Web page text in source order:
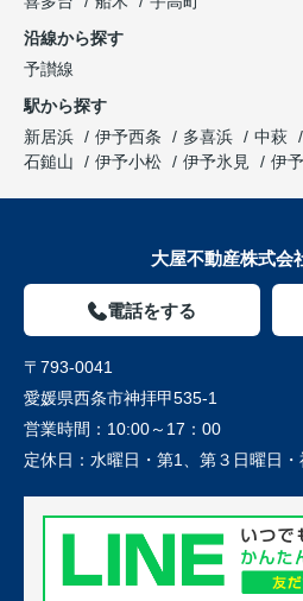
沿線から探す
予讃線
駅から探す
新居浜
伊予西条 多喜浜 中萩
石鎚山
伊予小松 伊予氷見 伊
大屋不動産株式
電話をする
〒793-0041
愛媛県西条市神拝甲535-1
営業時間： 10:00～17：00
定休日： 水曜日・第1、第３日曜日・